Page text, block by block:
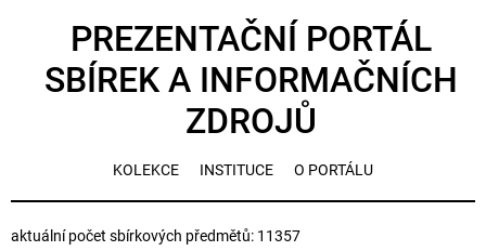
PREZENTAČNÍ PORTÁL
SBÍREK A INFORMAČNÍCH
ZDROJŮ
KOLEKCE INSTITUCE O PORTÁLU
aktuální počet sbírkových předmětů: 11357